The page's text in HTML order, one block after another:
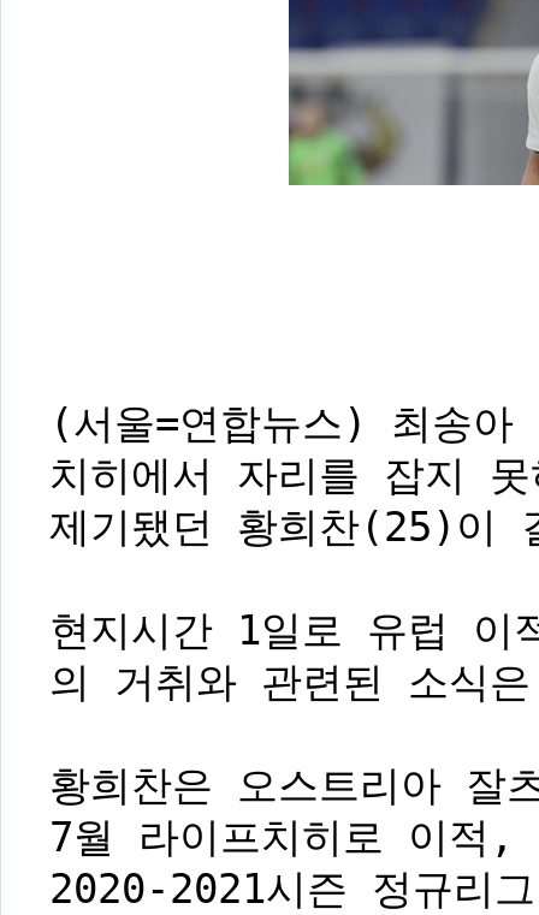
(서울=연합뉴스) 최송
치히에서 자리를 잡지
제기됐던 황희찬(25)이
현지시간 1일로 유럽 이
의 거취와 관련된 소식
황희찬은 오스트리아 잘
7월 라이프치히로 이적,
2020-2021시즌 정규리